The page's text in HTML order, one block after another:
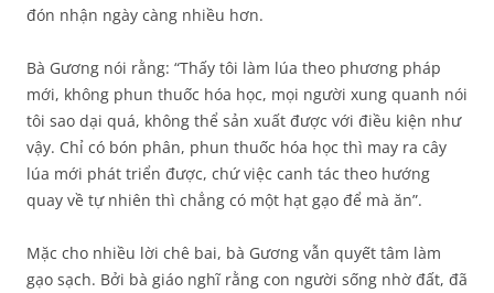
đón nhận ngày càng nhiều hơn.
Bà Gương nói rằng: “Thấy tôi làm lúa theo phương pháp
mới, không phun thuốc hóa học, mọi người xung quanh nói
tôi sao dại quá, không thể sản xuất được với điều kiện như
vậy. Chỉ có bón phân, phun thuốc hóa học thì may ra cây
lúa mới phát triển được, chứ việc canh tác theo hướng
quay về tự nhiên thì chẳng có một hạt gạo để mà ăn”.
Mặc cho nhiều lời chê bai, bà Gương vẫn quyết tâm làm
gạo sạch. Bởi bà giáo nghĩ rằng con người sống nhờ đất, đã